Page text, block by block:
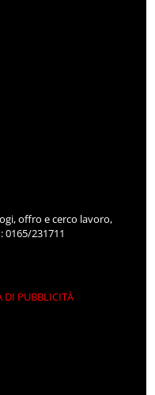
offro e cerco lavoro,
231711
DI PUBBLICITÀ